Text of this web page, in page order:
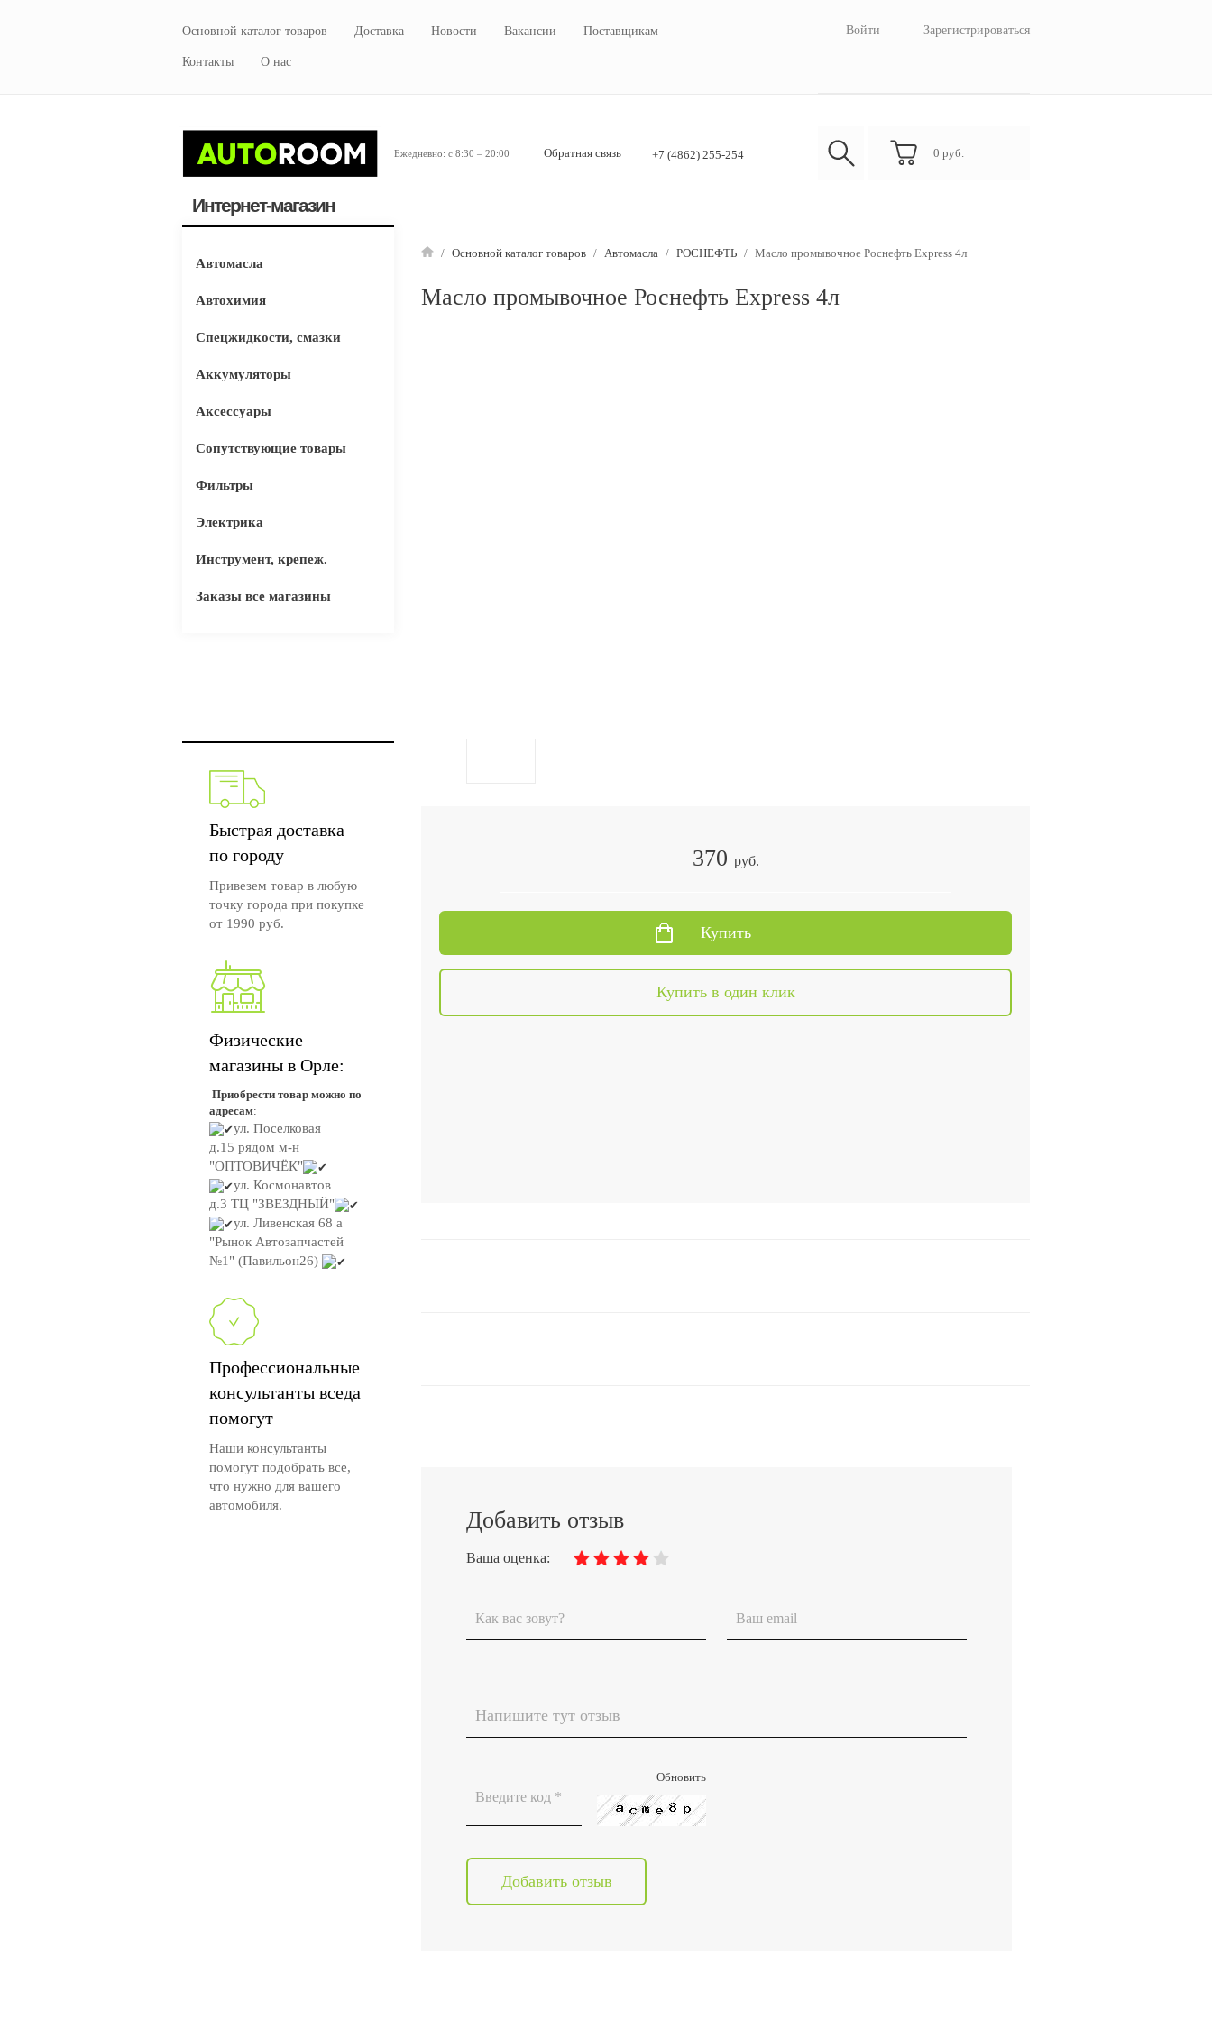
Основной каталог товаров Доставка Новости Вакансии Поставщикам
Контакты О нас
Войти Зарегистрироваться
Интернет-магазин
Ежедневно: с 8:30 – 20:00 Обратная связь +7 (4862) 255-254 0 руб.
Автомасла
Автохимия
Спецжидкости, смазки
Аккумуляторы
Аксессуары
Сопутствующие товары
Фильтры
Электрика
Инструмент, крепеж.
Заказы все магазины
Быстрая доставка
по городу
Привезем товар в любую
точку города при покупке
от 1990 руб.
Физические
магазины в Орле:
Приобрести товар можно по
адресам:
ул. Поселковая
д.15 рядом м-н
"ОПТОВИЧЁК"
ул. Космонавтов
д.3 ТЦ "ЗВЕЗДНЫЙ"
ул. Ливенская 68 а
"Рынок Автозапчастей
№1" (Павильон26)
Профессиональные
консультанты вседа
помогут
Наши консультанты
помогут подобрать все,
что нужно для вашего
автомобиля.
/ Основной каталог товаров / Автомасла / РОСНЕФТЬ / Масло промывочное Роснефть Express 4л
Масло промывочное Роснефть Express 4л
370 руб.
Купить
Купить в один клик
Добавить отзыв
Ваша оценка:
Обновить